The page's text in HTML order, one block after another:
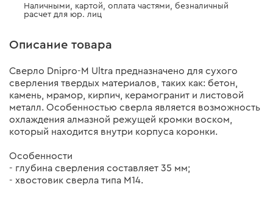
Наличными, картой, оплата частями, безналичный
расчет для юр. лиц
Описание товара
Сверло Dnipro-M Ultra предназначено для сухого
сверления твердых материалов, таких как: бетон,
камень, мрамор, кирпич, керамогранит и листовой
металл. Особенностью сверла является возможность
охлаждения алмазной режущей кромки воском,
который находится внутри корпуса коронки.
Особенности
- глубина сверления составляет 35 мм;
- хвостовик сверла типа М14.